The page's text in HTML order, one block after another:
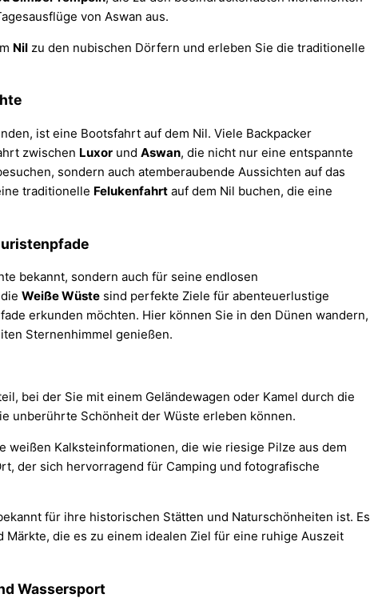
von Aswan aus.
Nil zu den nubischen Dörfern und erleben Sie die traditionelle
ist eine Bootsfahrt auf dem Nil. Viele Backpacker
zwischen Luxor und Aswan, die nicht nur eine entspannte
sondern auch atemberaubende Aussichten auf das
traditionelle Felukenfahrt auf dem Nil buchen, die eine
bekannt, sondern auch für seine endlosen
Weiße Wüste sind perfekte Ziele für abenteuerlustige
erkunden möchten. Hier können Sie in den Dünen wandern,
Sternenhimmel genießen.
bei der Sie mit einem Geländewagen oder Kamel durch die
unberührte Schönheit der Wüste erleben können.
weißen Kalksteinformationen, die wie riesige Pilze aus dem
der sich hervorragend für Camping und fotografische
für ihre historischen Stätten und Naturschönheiten ist. Es
die es zu einem idealen Ziel für eine ruhige Auszeit
Wassersport